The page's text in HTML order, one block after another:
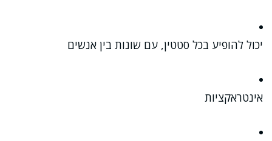
יכול להופיע בכל סטטין, עם שונות בין אנשים
אינטראקציות